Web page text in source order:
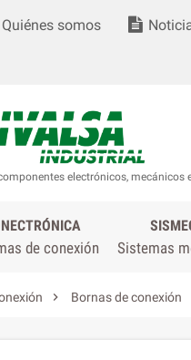
Quiénes somos
electrónicos, mecánicos
de conexión Sistemas
 Bornas de conexión